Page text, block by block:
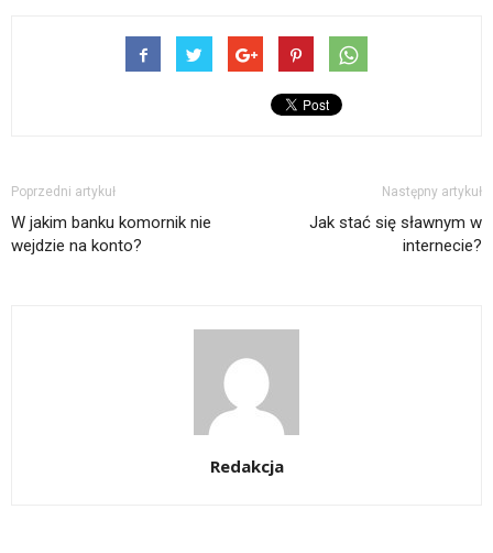
Poprzedni artykuł
W jakim banku komornik nie
wejdzie na konto?
Następny artykuł
Jak stać się sławnym w
internecie?
Redakcja